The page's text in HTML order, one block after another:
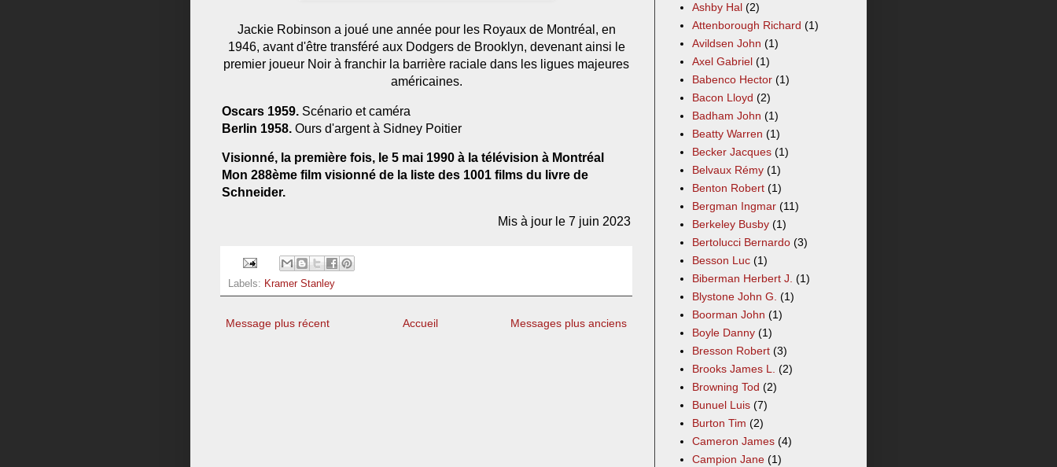
Jackie Robinson a joué une année pour les Royaux de Montréal, en
1946, avant d'être transféré aux Dodgers de Brooklyn, devenant ainsi le
premier joueur Noir à franchir la barrière raciale dans les ligues majeures
américaines.
Oscars 1959. Scénario et caméra
Berlin 1958. Ours d'argent à Sidney Poitier
Visionné, la première fois, le 5 mai 1990 à la télévision à Montréal
Mon 288ème film visionné de la liste des 1001 films du livre de
Schneider.
Mis à jour le 7 juin 2023
Labels: Kramer Stanley
Message plus récent Messages plus anciens
Accueil
Ashby Hal (2)
Attenborough Richard (1)
Avildsen John (1)
Axel Gabriel (1)
Babenco Hector (1)
Bacon Lloyd (2)
Badham John (1)
Beatty Warren (1)
Becker Jacques (1)
Belvaux Rémy (1)
Benton Robert (1)
Bergman Ingmar (11)
Berkeley Busby (1)
Bertolucci Bernardo (3)
Besson Luc (1)
Biberman Herbert J. (1)
Blystone John G. (1)
Boorman John (1)
Boyle Danny (1)
Bresson Robert (3)
Brooks James L. (2)
Browning Tod (2)
Bunuel Luis (7)
Burton Tim (2)
Cameron James (4)
Campion Jane (1)